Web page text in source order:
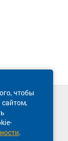
чтобы
сайтом,
.